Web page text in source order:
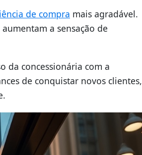
de compra mais agradável.
a sensação de
da concessionária com a
de conquistar novos clientes,